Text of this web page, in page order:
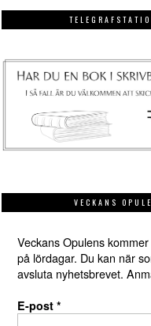
VECKANS
Veckans Opulens
på lördagar. Du kan när
avsluta nyhetsbrevet.
E-post *